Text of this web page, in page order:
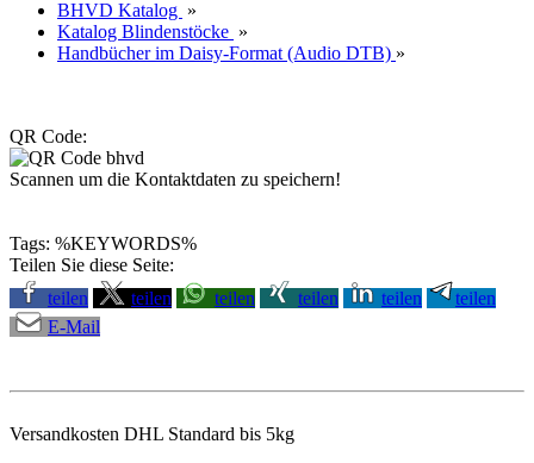
BHVD Katalog »
Katalog Blindenstöcke »
Handbücher im Daisy-Format (Audio DTB) »
QR Code:
Scannen um die Kontaktdaten zu speichern!
Tags: %KEYWORDS%
Teilen Sie diese Seite:
teilen
teilen teilen teilen teilen
teilen
E-Mail
Versandkosten DHL Standard bis 5kg